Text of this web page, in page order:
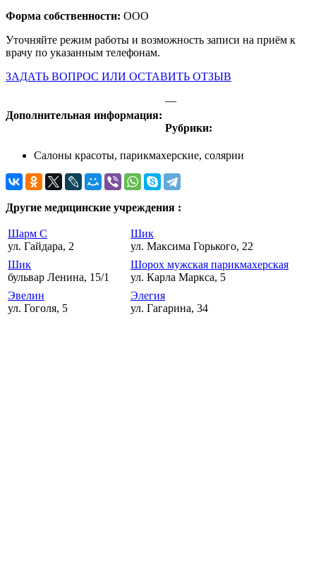
Форма собственности: ООО
Уточняйте режим работы и возможность записи на приём к
врачу по указанным телефонам.
ЗАДАТЬ ВОПРОС ИЛИ ОСТАВИТЬ ОТЗЫВ
Дополнительная информация:
—
Рубрики:
Салоны красоты, парикмахерские, солярии
Другие медицинские учреждения :
Шарм С
ул. Гайдара, 2
Шик
ул. Максима Горького, 22
Шик
бульвар Ленина, 15/1
Шорох мужская парикмахерская
ул. Карла Маркса, 5
Эвелин
ул. Гоголя, 5
Элегия
ул. Гагарина, 34